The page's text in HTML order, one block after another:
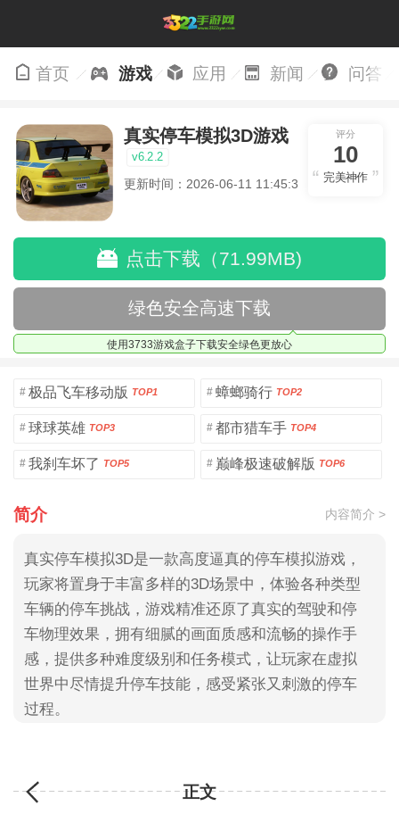
首页 游戏 应用 新闻 问答
真实停车模拟3D游戏
v6.2.2
更新时间：2026-06-11 11:45:32
评分
10
完美神作
点击下载（71.99MB)
绿色安全高速下载
使用3733游戏盒子下载安全绿色更放心
# 极品飞车移动版 TOP1 # 蟑螂骑行 TOP2
# 球球英雄 TOP3 # 都市猎车手 TOP4
# 我刹车坏了 TOP5 # 巅峰极速破解版 TOP6
简介 内容简介 >
真实停车模拟3D是一款高度逼真的停车模拟游戏，
玩家将置身于丰富多样的3D场景中，体验各种类型
车辆的停车挑战，游戏精准还原了真实的驾驶和停
车物理效果，拥有细腻的画面质感和流畅的操作手
感，提供多种难度级别和任务模式，让玩家在虚拟
世界中尽情提升停车技能，感受紧张又刺激的停车
过程。
正文